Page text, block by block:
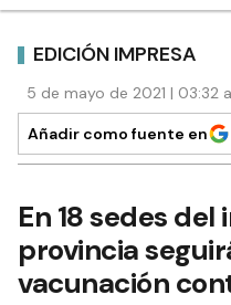
EDICIÓN IMPRESA
5 de mayo de 2021 | 03:32
Añadir como fuente en
En 18 sedes
provincia
vacunación